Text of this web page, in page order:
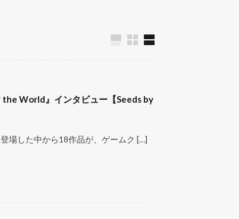
World』インタビュー【Seeds by
場した中から18作品が、ゲームク […]